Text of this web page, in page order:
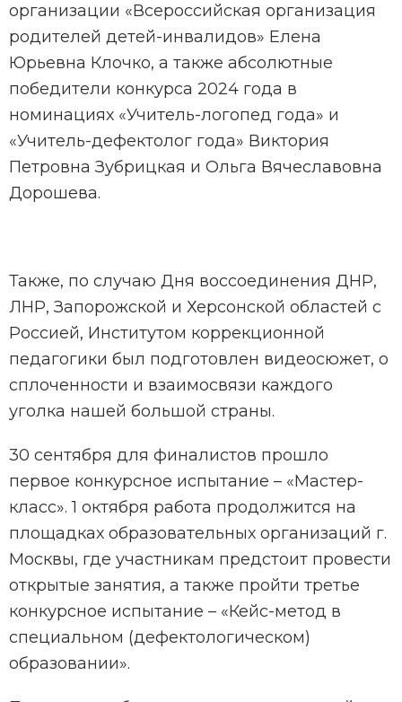
организации «Всероссийская организация
родителей детей-инвалидов» Елена
Юрьевна Клочко, а также абсолютные
победители конкурса 2024 года в
номинациях «Учитель-логопед года» и
«Учитель-дефектолог года» Виктория
Петровна Зубрицкая и Ольга Вячеславовна
Дорошева.
Также, по случаю Дня воссоединения ДНР,
ЛНР, Запорожской и Херсонской областей с
Россией, Институтом коррекционной
педагогики был подготовлен видеосюжет, о
сплоченности и взаимосвязи каждого
уголка нашей большой страны.
30 сентября для финалистов прошло
первое конкурсное испытание – «Мастер-
класс». 1 октября работа продолжится на
площадках образовательных организаций г.
Москвы, где участникам предстоит провести
открытые занятия, а также пройти третье
конкурсное испытание – «Кейс-метод в
специальном (дефектологическом)
образовании».